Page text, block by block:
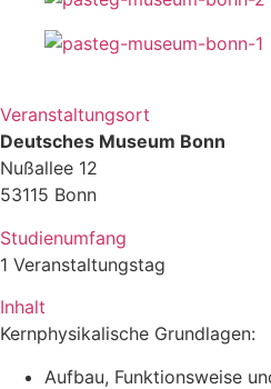
Veranstaltungsort
Deutsches Museum Bonn
Nußallee 12
53115 Bonn
Studienumfang
1 Veranstaltungstag
Inhalt
Kernphysikalische Grundlagen:
Aufbau, Funktionsweise